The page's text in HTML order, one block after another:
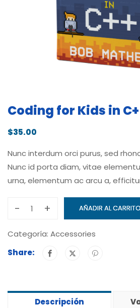
Coding for Kids in C+
$35.00
Nunc interdum orci purus, sed
Nunc id porta diam, vitae
urna, elementum ac arcu a,
-
Coding
in
+ AÑADIR AL CARRITO
Categoría: Accessories
Share:
Descripción